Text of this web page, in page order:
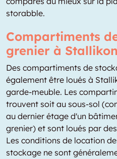
storabble.
Compartiments
grenier à Stallikon
Des compartiments de
également être loués à
garde-meuble. Les
trouvent soit au sous-sol
au dernier étage d'un
grenier) et sont loués par
Les conditions de location
stockage ne sont